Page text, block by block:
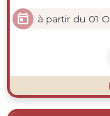
 à partir du 01